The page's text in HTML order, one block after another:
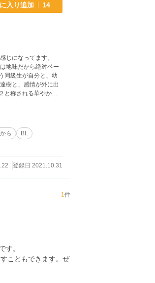
入り追加 14
地味だから絶対ベー
同級生が自分と、幼
樹と、感情が外に出
と称される華やかな
ら
BL
登録日 2021.10.31
1件
す。
こともできます。ぜ